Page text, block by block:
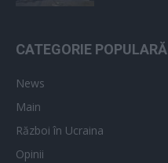
CATEGORIE POPULARĂ
News
Main
Război în Ucraina
Opinii